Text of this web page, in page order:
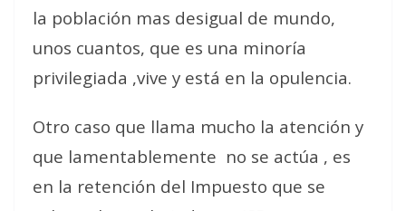
la población mas desigual de mundo,
unos cuantos, que es una minoría
privilegiada ,vive y está en la opulencia.
Otro caso que llama mucho la atención y
que lamentablemente no se actúa , es
en la retención del Impuesto que se